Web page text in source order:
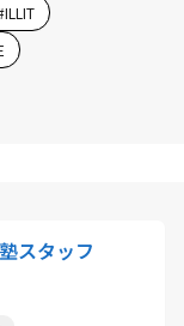
ILLIT
スタッフ